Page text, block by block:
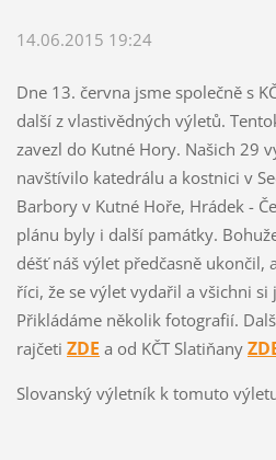
14.06.2015 19:24
Dne 13. června jsme společně s
další z vlastivědných výletů.
zavezl do Kutné Hory. Našich 29
navštívilo katedrálu a kostnici v
Barbory v Kutné Hoře, Hrádek -
plánu byly i další památky.
déšť náš výlet předčasně ukončil,
říci, že se výlet vydařil a všichni si
Přikládáme několik fotografií.
rajčeti ZDE a od KČT Slatiňany
Slovanský výletník k tomuto